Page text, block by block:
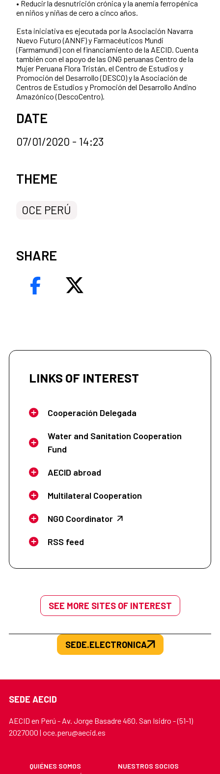
• Reducir la desnutrición crónica y la anemia ferropénica
en niños y niñas de cero a cinco años.
Esta iniciativa es ejecutada por la Asociación Navarra
Nuevo Futuro (ANNF) y Farmacéuticos Mundi
(Farmamundi) con el financiamiento de la AECID. Cuenta
también con el apoyo de las ONG peruanas Centro de la
Mujer Peruana Flora Tristán, el Centro de Estudios y
Promoción del Desarrollo (DESCO) y la Asociación de
Centros de Estudios y Promoción del Desarrollo Andino
Amazónico (DescoCentro).
DATE
07/01/2020 - 14:23
News categories
THEME
OCE PERÚ
SHARE
LINKS OF INTEREST
Cooperación Delegada
Water and Sanitation Cooperation
Fund
AECID abroad
Multilateral Cooperation
NGO Coordinator
RSS feed
SEE MORE SITES OF INTEREST
SEDE.ELECTRONICA
SEDE AECID
AECID en Perú - Av. Jorge Basadre 460. San Isidro - (51-1)
2027000 | oce.peru@aecid.es
QUIÉNES SOMOS
NUESTROS SOCIOS